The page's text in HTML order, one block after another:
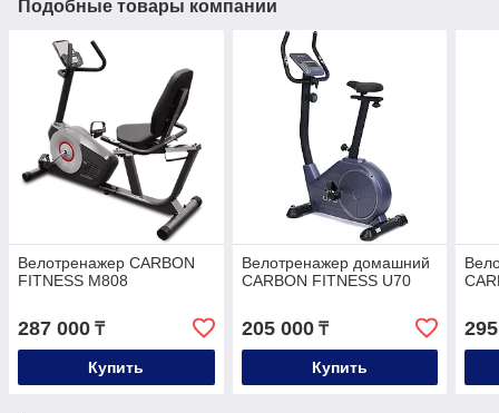
Подобные товары компании
Велотренажер CARBON
FITNESS M808
287 000 ₸
Купить
Велотренажер домашний
CARBON FITNESS U70
205 000₸
Купить